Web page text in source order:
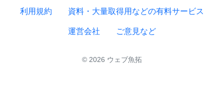
利用規約 資料・大量取得用などの有料サービス
運営会社 ご意見など
© 2026 ウェブ魚拓